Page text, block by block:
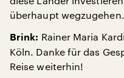
überhaupt wegzugehen.
Brink: Rainer Maria
Köln. Danke für das
Reise weiterhin!